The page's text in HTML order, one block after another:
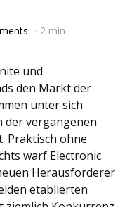
2 min
und
den Markt der
unter sich
der vergangenen
Praktisch ohne
warf Electronic
Herausforderer
etablierten